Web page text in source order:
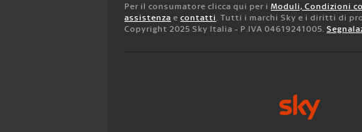
Per il consumatore clicca qui per i Moduli, Condizioni
assistenza e contatti. Tutti i marchi Sky e i diritti di
Copyright 2025 Sky Italia - P.IVA 04619241005.